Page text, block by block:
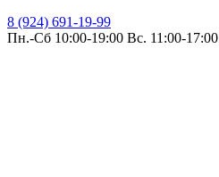
8 (924) 691-19-99
Пн.-Сб 10:00-19:00 Вс. 11:00-17:00